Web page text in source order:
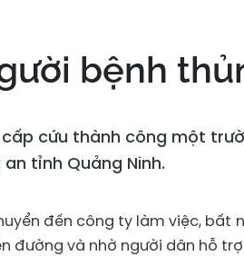
bệnh
cấp cứu thành công một
tỉnh Quảng Ninh.
đến công ty làm việc, bất
đường và nhờ người dân hỗ